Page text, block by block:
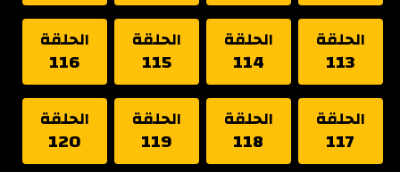
الحلقة
113
الحلقة
114
الحلقة
115
الحلقة
116
الحلقة
117
الحلقة
118
الحلقة
119
الحلقة
120